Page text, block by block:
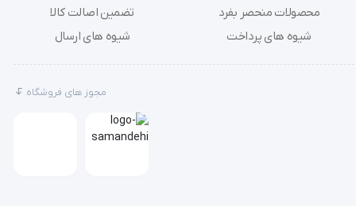
محصولات منحصر بفرد
شیوه های پرداخت
تضمین اصالت کالا
شیوه های ارسال
مجوز های فروشگاه